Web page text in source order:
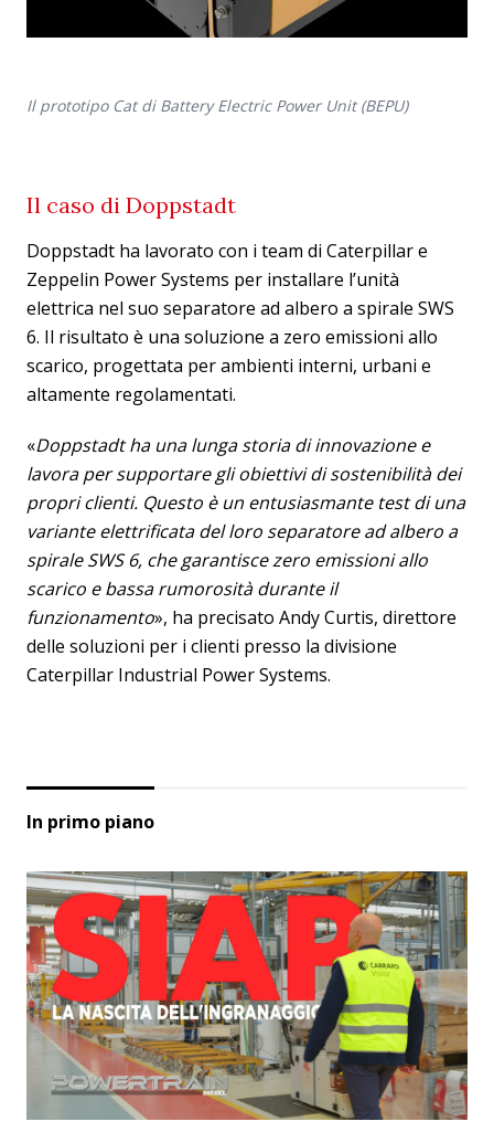
Il prototipo Cat di Battery Electric Power Unit (BEPU)
Il caso di Doppstadt
Doppstadt ha lavorato con i team di Caterpillar e
Zeppelin Power Systems per installare l’unità
elettrica nel suo separatore ad albero a spirale SWS
6. Il risultato è una soluzione a zero emissioni allo
scarico, progettata per ambienti interni, urbani e
altamente regolamentati.
«Doppstadt ha una lunga storia di innovazione e
lavora per supportare gli obiettivi di sostenibilità dei
propri clienti. Questo è un entusiasmante test di una
variante elettrificata del loro separatore ad albero a
spirale SWS 6, che garantisce zero emissioni allo
scarico e bassa rumorosità durante il
funzionamento», ha precisato Andy Curtis, direttore
delle soluzioni per i clienti presso la divisione
Caterpillar Industrial Power Systems.
In primo piano